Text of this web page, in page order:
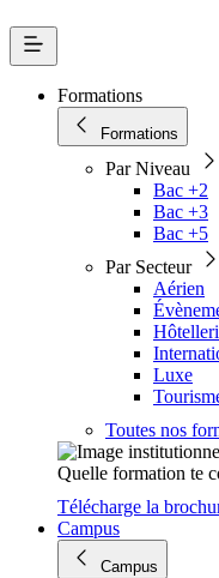
Formations
Formations
Par Niveau
Bac +2
Bac +3
Bac +5
Par Secteur
Aérien
Luxe
Toutes nos
Quelle formation te
Télécharge la
Campus
Campus